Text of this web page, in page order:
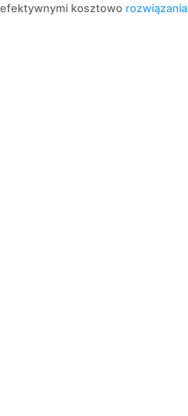
efektywnymi kosztowo